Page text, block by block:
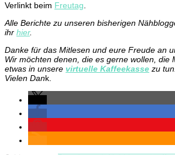
Verlinkt beim Freutag
Alle Berichte zu unseren bisherigen
ihr hier.
Danke für das Mitlesen und eure Freude an
Wir möchten denen, die es gerne wollen, die
etwas in unsere virtuelle Kaffeekasse zu tun.
Vielen Dank.